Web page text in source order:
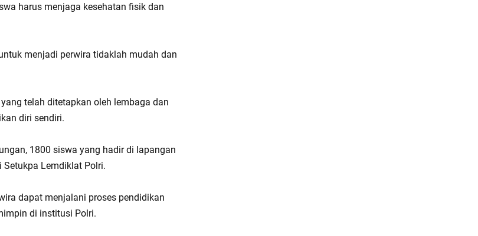
harus menjaga kesehatan fisik dan
menjadi perwira tidaklah mudah dan
telah ditetapkan oleh lembaga dan
diri sendiri.
1800 siswa yang hadir di lapangan
Lemdiklat Polri.
dapat menjalani proses pendidikan
di institusi Polri.